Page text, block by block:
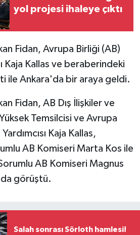
yol projesi ihaleye çıktı
Fidan, Avrupa Birliği (AB)
Kaja Kallas ve beraberindeki
ile Ankara'da bir araya geldi.
Fidan, AB Dış İlişkiler ve
Temsilcisi ve Avrupa
Kaja Kallas,
AB Komiseri Marta Kos ile
AB Komiseri Magnus
görüştü.
Salah sonrası Sörloth hamlesi!